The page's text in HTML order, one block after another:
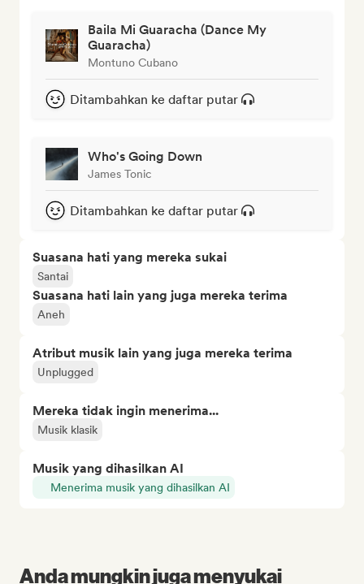
Baila Mi Guaracha (Dance My
Guaracha)
Montuno Cubano
Ditambahkan ke daftar putar
Who's Going Down
James Tonic
Ditambahkan ke daftar putar
Suasana hati yang mereka sukai
Santai
Suasana hati lain yang juga mereka terima
Aneh
Atribut musik lain yang juga mereka terima
Unplugged
Mereka tidak ingin menerima...
Musik klasik
Musik yang dihasilkan AI
Menerima musik yang dihasilkan AI
Anda mungkin juga menyukai